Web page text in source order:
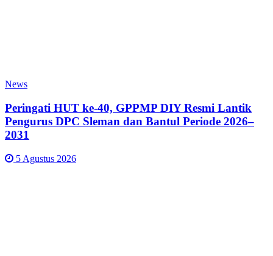
News
Peringati HUT ke-40, GPPMP DIY Resmi Lantik
Pengurus DPC Sleman dan Bantul Periode 2026–
2031
5 Agustus 2026